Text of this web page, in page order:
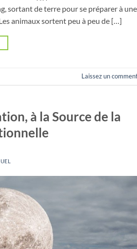
sortant de terre pour se préparer à une
animaux sortent peu à peu de […]
Laissez un
à la Source de la